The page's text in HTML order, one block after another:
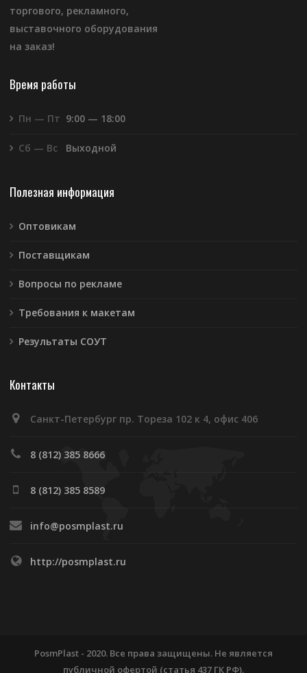
торгового, рекламного,
выставочного оборудования
на заказ!
Время работы
Пн — Пт 9:00 — 18:00
Сб — Вс Выходной
Полезная информация
Оптовикам
Поставщикам
Вопросы по рекламе
Требования к макетам
Результаты СОУТ
Контакты
Санкт-Петербург пр. Тореза 102 к 4, офис 406
8 (812) 385 8666
8 (812) 385 8589
info@posmplast.ru
http://posmplast.ru
PosmPlast - 2020. Все права защищены. Не является
публичной офертой (статья 437 ГК РФ).